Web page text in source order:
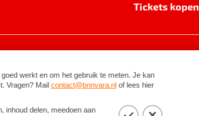
Tickets kopen